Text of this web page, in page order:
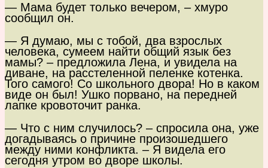
— Мама будет только вечером, – хмуро
сообщил он.
— Я думаю, мы с тобой, два взрослых
человека, сумеем найти общий язык без
мамы? – предложила Лена, и увидела на
диване, на расстеленной пеленке котенка.
Того самого! Со школьного двора! Но в каком
виде он был! Ушко порвано, на передней
лапке кровоточит ранка.
— Что с ним случилось? – спросила она, уже
догадываясь о причине произошедшего
между ними конфликта. – Я видела его
сегодня утром во дворе школы.